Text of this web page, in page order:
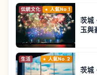
伝統文化 人氣No.1
茨城
玉與
生活 人氣No.2
茨城